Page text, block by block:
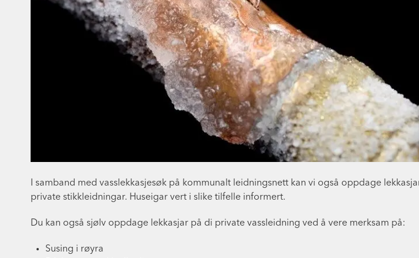
I samband med vasslekkasjesøk på kommunalt leidningsnett kan vi også oppdage
private stikkleidningar. Huseigar vert i slike tilfelle informert.
Du kan også sjølv oppdage lekkasjar på di private vassleidning ved å vere merksam på:
Susing i røyra